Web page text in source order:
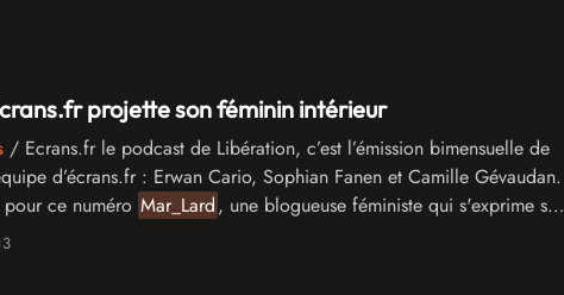
projette son féminin intérieur
/ Ecrans.fr le podcast de Libération, c’est l’émission bimensuelle de
d’écrans.fr : Erwan Cario, Sophian Fanen et Camille Gévaudan.
ce numéro Mar_Lard, une blogueuse féministe qui s'exprime sur